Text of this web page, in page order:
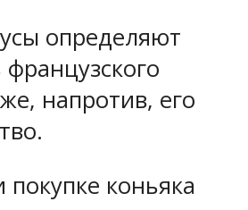
определяют
напротив, его
коньяка